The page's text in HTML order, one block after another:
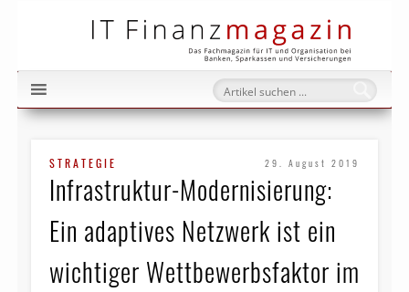
STRATEGIE 29. August 2019
Infrastruktur-Modernisierung:
Ein adaptives Netzwerk ist ein
wichtiger Wettbewerbsfaktor im